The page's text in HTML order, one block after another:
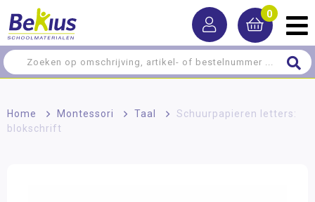
0
Home > Montessori > Taal >
Schuurpapieren letters:
blokschrift